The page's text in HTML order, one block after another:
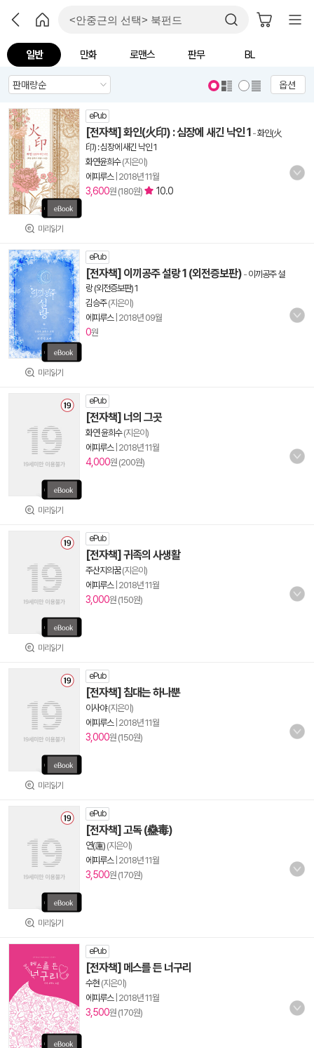
일반 만화 로맨스 판무 BL
옵션
미리읽기
ePub
[전자책] 화인(火印) : 심장에 새긴 낙인 1 -화인(火
印) : 심장에 새긴 낙인 1
화연윤희수(지은이)
에피루스| 2018년 11월
3,600원 (180원) 10.0
미리읽기
ePub
[전자책] 이끼공주 설랑 1 (외전증보판) - 이끼공주 설
랑 (외전증보판) 1
김승주(지은이)
에피루스| 2018년 09월
0원
미리읽기
ePub
[전자책] 너의 그곳
화연 윤희수(지은이)
에피루스| 2018년 11월
4,000원 (200원)
미리읽기
ePub
[전자책] 귀족의 사생활
주산지의꿈(지은이)
에피루스| 2018년 11월
3,000원 (150원)
미리읽기
ePub
[전자책] 침대는 하나뿐
이사야(지은이)
에피루스| 2018년 11월
3,000원 (150원)
미리읽기
ePub
[전자책] 고독 (蠱毒)
연(蓮) (지은이)
에피루스| 2018년 11월
3,500원 (170원)
ePub
[전자책] 메스를 든 너구리
수현 (지은이)
에피루스| 2018년 11월
3,500원 (170원)